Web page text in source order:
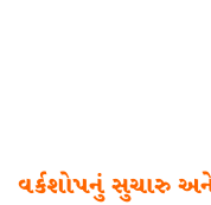
વર્કશોપનું સુચારુ